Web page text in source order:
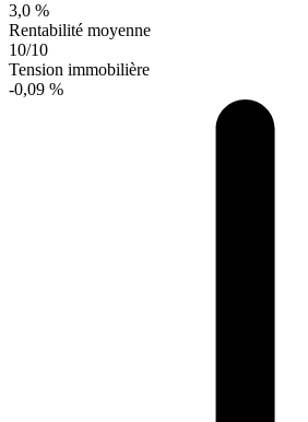
3,0 %
Rentabilité moyenne
10/10
Tension immobilière
-0,09 %